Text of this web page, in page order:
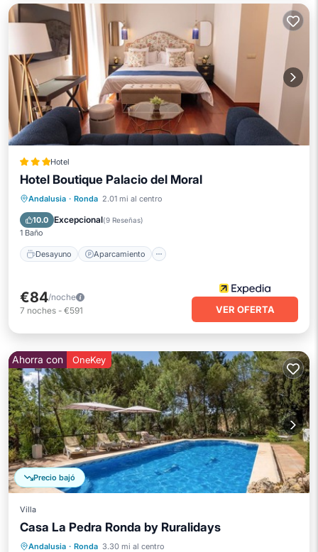
Hotel
Hotel Boutique Palacio del Moral
Andalusia · Ronda 2.01 mi al centro
10.0 Excepcional(9 Reseñas)
1 Baño
Desayuno Aparcamiento
Desayuno Aparcamiento
Internet
€84/noche
7 noches - €591 VER OFERTA
Precio bajó
Ahorra con OneKey
Villa
Casa La Pedra Ronda by Ruralidays
Andalusia · Ronda 3.30 mi al centro
Piscina privada Aparcamiento